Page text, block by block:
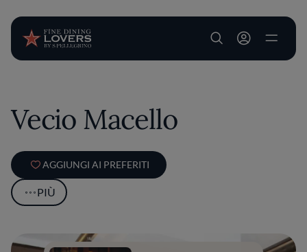
User account
Vecio Macello
AGGIUNGI AI PREFERITI
PIÙ